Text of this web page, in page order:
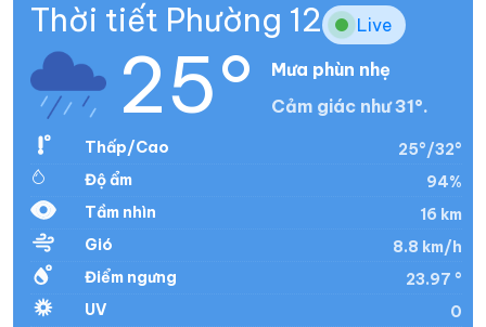
Thời tiết Phường 12 Live
25°
Mưa phùn nhẹ
Cảm giác như 31°.
Thấp/Cao
25°/32°
Độ ẩm
94%
Tầm nhìn
16 km
Gió
8.8 km/h
Điểm ngưng
23.97 °
UV
0